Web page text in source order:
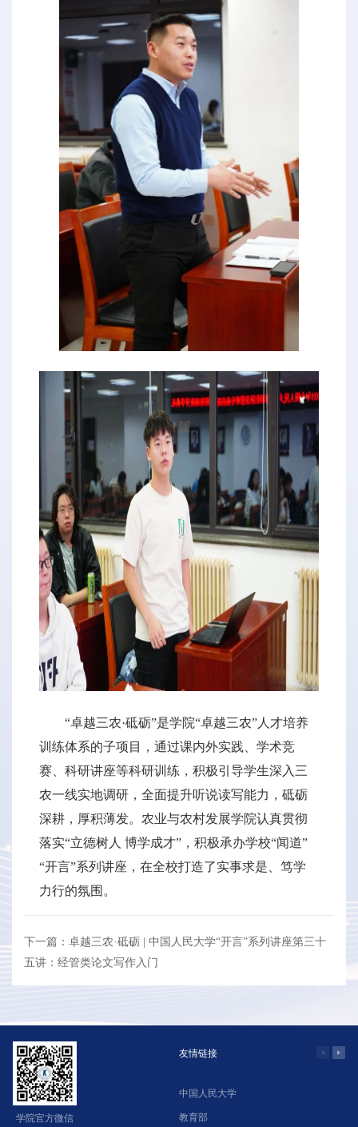
“卓越三农·砥砺”是学院“卓越三农”人才培养
训练体系的子项目，通过课内外实践、学术竞
赛、科研讲座等科研训练，积极引导学生深入三
农一线实地调研，全面提升听说读写能力，砥砺
深耕，厚积薄发。农业与农村发展学院认真贯彻
落实“立德树人 博学成才”，积极承办学校“闻道”
“开言”系列讲座，在全校打造了实事求是、笃学
力行的氛围。
下一篇：卓越三农·砥砺 | 中国人民大学“开言”系列讲座第三十
五讲：经管类论文写作入门
学院官方微信
友情链接
中国人民大学
教育部